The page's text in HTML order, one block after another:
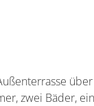
zwei Bäder,